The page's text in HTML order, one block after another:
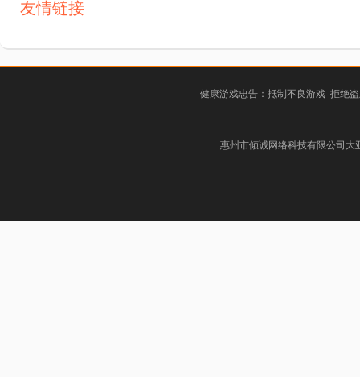
友情链接
健康游戏忠告：抵制不良游戏 拒绝
惠州市倾诚网络科技有限公司大